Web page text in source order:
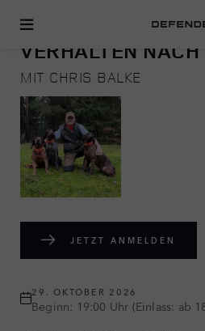
JAGEN
VERHALTEN
MIT CHRIS BALKE
JETZT ANMELDEN
29. OKTOBER 2026
Beginn: 19:00 Uhr (Einlass: ab